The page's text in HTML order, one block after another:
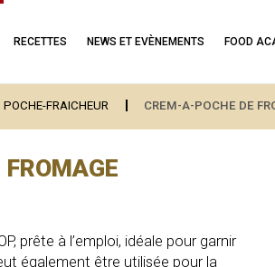
RECETTES NEWS ET EVÈNEMENTS FOOD
POCHE-FRAICHEUR CREM-A-POCHE DE
prête à l’emploi, idéale pour garnir
également être utilisée pour la